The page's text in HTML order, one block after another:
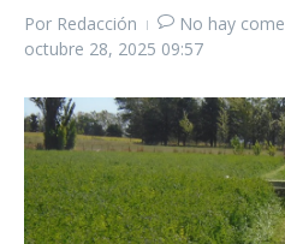
Por Redacción
No hay
octubre 28, 2025 09:57